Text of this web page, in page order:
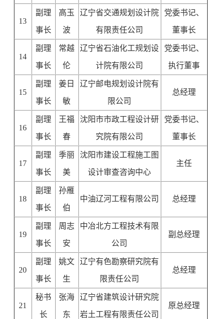
13
副理
事长
高玉
波
辽宁省交通规划设计院
有限责任公司
党委书记、
董事长
14
副理
事长
常越
伦
辽宁省石油化工规划设
计院有限公司
党委书记、
执行董事
15
副理
事长
姜日
敏
辽宁邮电规划设计院有
限公司
总经理
16
副理
事长
王福
春
沈阳市市政工程设计研
究院有限公司
党委书记、
董事长
17
副理
事长
季丽
美
沈阳市建设工程施工图
设计审查咨询中心
主任
18
副理
事长
孙雁
伯
中油辽河工程有限公司 总经理
19
副理
事长
周志
安
中冶北方工程技术有限
公司
副总经理
20
副理
事长
姚文
生
辽宁有色勘察研究院有
限责任公司
总经理
21
秘书
长
张海
东
辽宁省建筑设计研究院
岩土工程有限责任公司
原总经理